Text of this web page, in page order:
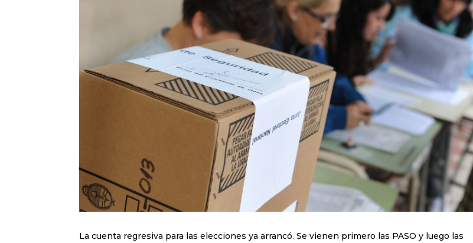
La cuenta regresiva para las elecciones ya arrancó. Se vienen primero las PASO y luego las